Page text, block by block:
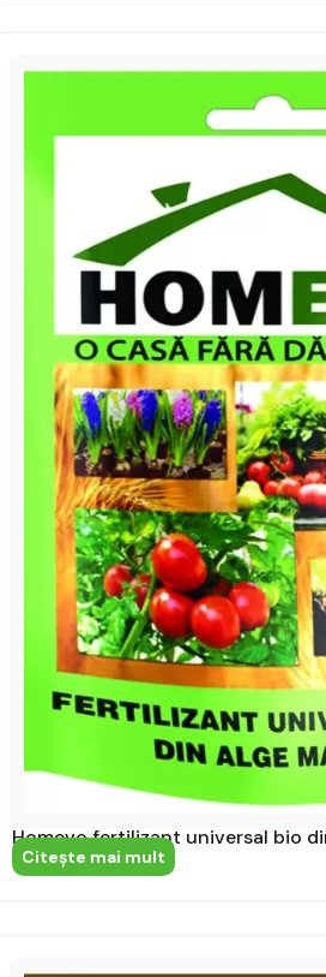
Homevo fertilizant universal bio
Citeşte mai mult